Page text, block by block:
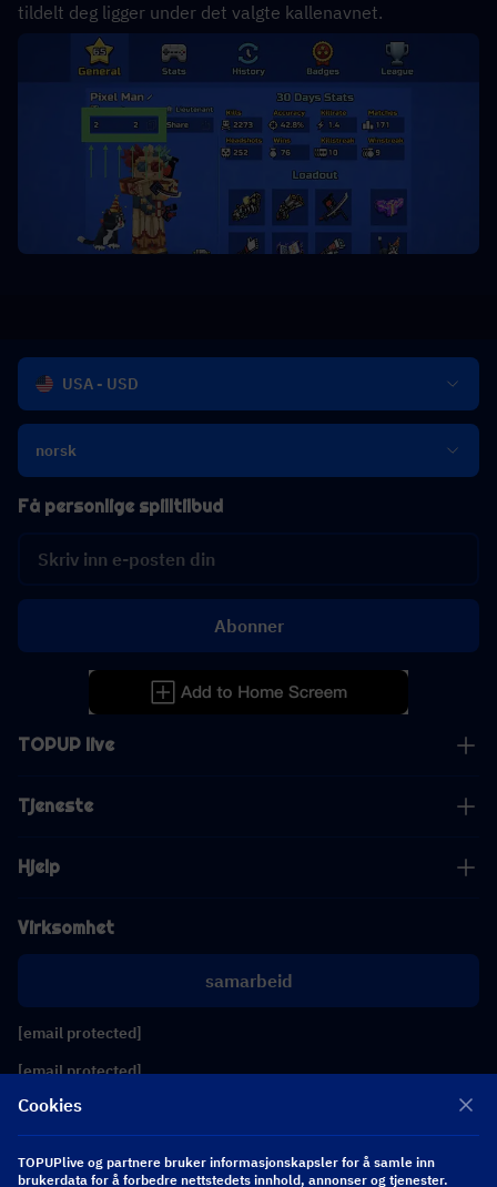
tildelt deg ligger under det valgte kallenavnet.
USA - USD
norsk
TOPUP live
Tjeneste
Hjelp
Virksomhet
samarbeid
[email protected]
[email protected]
Få personlige spilltilbud
Abonner
Følg oss
Cookies
TOPUPlive og partnere bruker informasjonskapsler for å samle inn
brukerdata for å forbedre nettstedets innhold, annonser og tjenester.